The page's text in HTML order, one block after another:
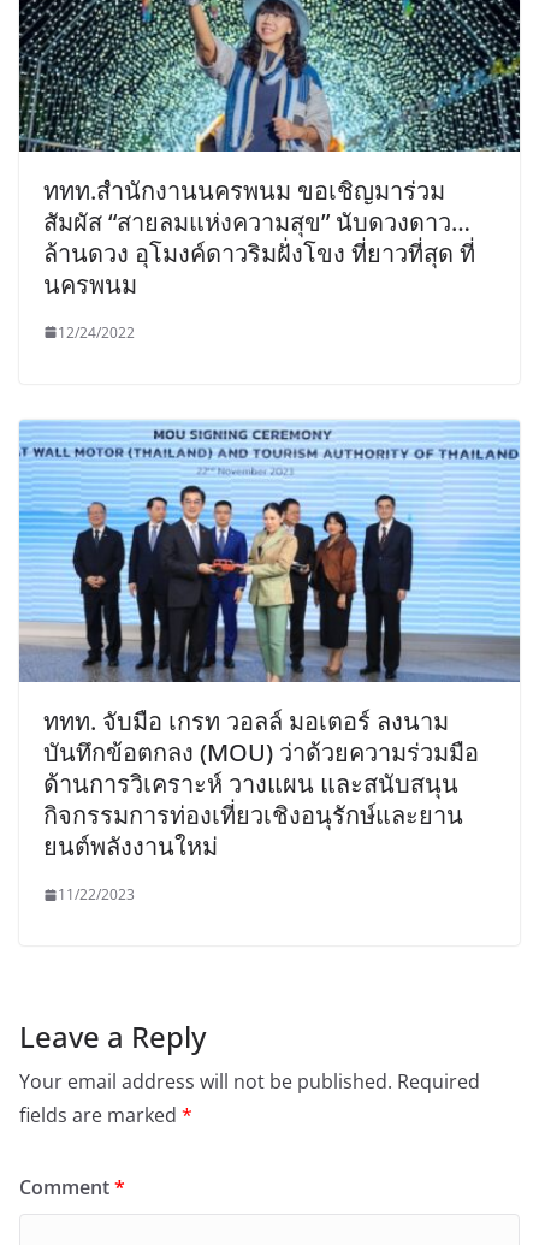
ททท.สำนักงานนครพนม ขอเชิญมาร่วม
สัมผัส “สายลมแห่งความสุข” นับดวงดาว…
ล้านดวง อุโมงค์ดาวริมฝั่งโขง ที่ยาวที่สุด ที่
นครพนม
12/24/2022
ททท. จับมือ เกรท วอลล์ มอเตอร์ ลงนาม
บันทึกข้อตกลง (MOU) ว่าด้วยความร่วมมือ
ด้านการวิเคราะห์ วางแผน และสนับสนุน
กิจกรรมการท่องเที่ยวเชิงอนุรักษ์และยาน
ยนต์พลังงานใหม่
11/22/2023
Leave a Reply
Your email address will not be published. Required
fields are marked *
Comment*